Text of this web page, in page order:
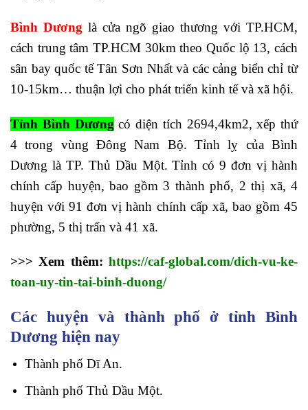
Bình Dương là cửa ngõ giao thương với TP.HCM,
cách trung tâm TP.HCM 30km theo Quốc lộ 13, cách
sân bay quốc tế Tân Sơn Nhất và các cảng biển chỉ từ
10-15km… thuận lợi cho phát triển kinh tế và xã hội.
Tỉnh Bình Dương có diện tích 2694,4km2, xếp thứ
4 trong vùng Đông Nam Bộ. Tỉnh lỵ của Bình
Dương là TP. Thủ Dầu Một. Tỉnh có 9 đơn vị hành
chính cấp huyện, bao gồm 3 thành phố, 2 thị xã, 4
huyện với 91 đơn vị hành chính cấp xã, bao gồm 45
phường, 5 thị trấn và 41 xã.
>>> Xem thêm: https://caf-global.com/dich-vu-ke-
toan-uy-tin-tai-binh-duong/
Các huyện và thành phố ở tỉnh Bình
Dương hiện nay
Thành phố Dĩ An.
Thành phố Thủ Dầu Một.